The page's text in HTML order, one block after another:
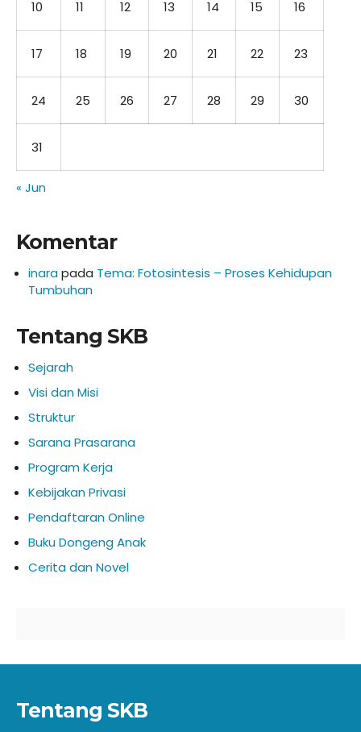
10 11 12 13 14 15 16
17 18 19 20 21 22 23
24 25 26 27 28 29 30
31
« Jun
Komentar
inara pada Tema: Fotosintesis – Proses Kehidupan
Tumbuhan
Tentang SKB
Sejarah
Visi dan Misi
Struktur
Sarana Prasarana
Program Kerja
Kebijakan Privasi
Pendaftaran Online
Buku Dongeng Anak
Cerita dan Novel
Tentang SKB